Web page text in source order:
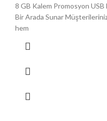
8 GB Kalem Promosyon USB
Bir Arada Sunar
hem